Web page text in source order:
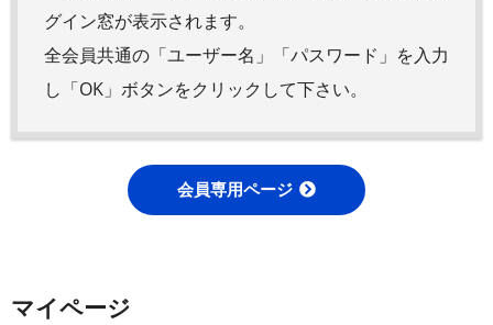
グイン窓が表示されます。
全会員共通の「ユーザー名」「パスワード」を入力
し「OK」ボタンをクリックして下さい。
会員専用ページ
マイページ